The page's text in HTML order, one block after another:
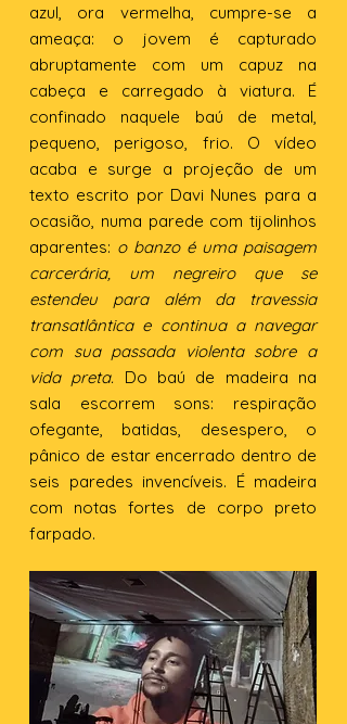
azul, ora vermelha, cumpre-se a
ameaça: o jovem é capturado
abruptamente com um capuz na
cabeça e carregado à viatura. É
confinado naquele baú de metal,
pequeno, perigoso, frio. O vídeo
acaba e surge a projeção de um
texto escrito por Davi Nunes para a
ocasião, numa parede com tijolinhos
aparentes: o banzo é uma paisagem
carcerária, um negreiro que se
estendeu para além da travessia
transatlântica e continua a navegar
com sua passada violenta sobre a
vida preta. Do baú de madeira na
sala escorrem sons: respiração
ofegante, batidas, desespero, o
pânico de estar encerrado dentro de
seis paredes invencíveis. É madeira
com notas fortes de corpo preto
farpado.